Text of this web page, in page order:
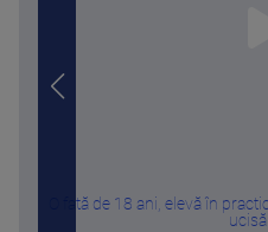
O fată de 18 ani, elevă în
ucisă